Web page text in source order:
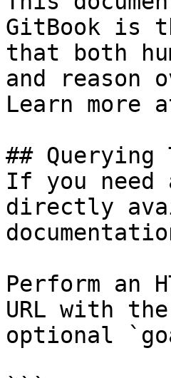
GitBook is
that both
and reason
Learn more
## Querying
If you
directly
Perform an
URL with
optional